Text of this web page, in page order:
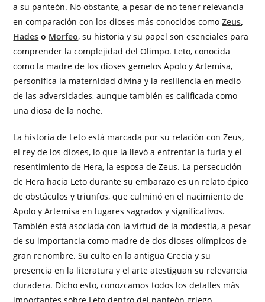
a su panteón. No obstante, a pesar de no tener relevancia
en comparación con los dioses más conocidos comoZeus,
Hades o Morfeo, su historia y su papel son esenciales para
comprender la complejidad del Olimpo. Leto, conocida
como la madre de los dioses gemelos Apolo y Artemisa,
personifica la maternidad divina y la resiliencia en medio
de las adversidades, aunque también es calificada como
una diosa de la noche.
La historia de Leto está marcada por su relación con Zeus,
el rey de los dioses, lo que la llevó a enfrentar la furia y el
resentimiento de Hera, la esposa de Zeus. La persecución
de Hera hacia Leto durante su embarazo es un relato épico
de obstáculos y triunfos, que culminó en el nacimiento de
Apolo y Artemisa en lugares sagrados y significativos.
También está asociada con la virtud de la modestia, a pesar
de su importancia como madre de dos dioses olímpicos de
gran renombre. Su culto en la antigua Grecia y su
presencia en la literatura y el arte atestiguan su relevancia
duradera. Dicho esto, conozcamos todos los detalles más